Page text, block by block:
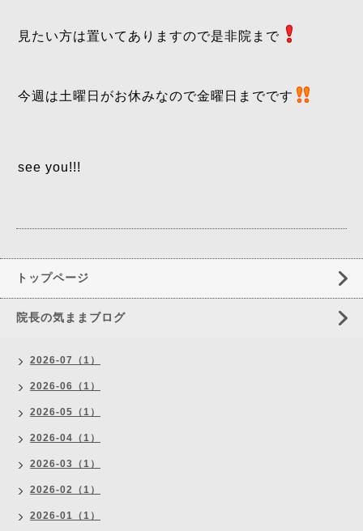
見たい方は置いてありますので是非院まで
今週は土曜日がお休みなので金曜日までです
see you!!!
トップページ
院長の気ままブログ
2026-07（1）
2026-06（1）
2026-05（1）
2026-04（1）
2026-03（1）
2026-02（1）
2026-01（1）